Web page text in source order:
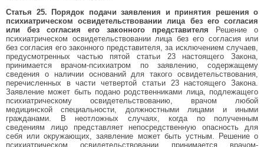
Статья 25. Порядок подачи заявления и принятия решения о
психиатрическом освидетельствовании лица без его согласия
или без согласия его законного представителя Решение о
психиатрическом освидетельствовании лица без его согласия или
без согласия его законного представителя, за исключением случаев,
предусмотренных частью пятой статьи 23 настоящего Закона,
принимается врачом-психиатром по заявлению, содержащему
сведения о наличии оснований для такого освидетельствования,
перечисленных в части четвертой статьи 23 настоящего Закона.
Заявление может быть подано родственниками лица, подлежащего
психиатрическому освидетельствованию, врачом любой
медицинской специальности, должностными лицами и иными
гражданами. В неотложных случаях, когда по полученным
сведениям лицо представляет непосредственную опасность для
себя или окружающих, заявление может быть устным. Решение о
психиатрическом освидетельствовании принимается врачом-